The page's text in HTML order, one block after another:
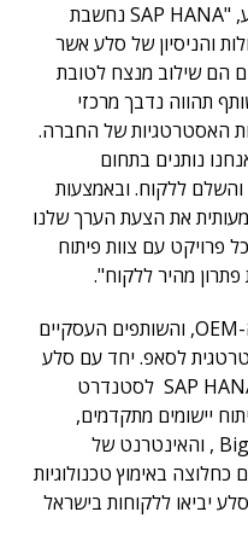
, סמנכ"ל גלובלי בסלע, "SAP HANA נחשבת
והניסיון של סלע אשר
בכירים הם שילוב מנצח לטובת
תהווה נדבך מרכזי
האסטרטגיות של החברה.
נותנים בתחום
והשלם ללקוח. ובאמצעות
את הצעת הערך שלנו
פרויקט עם צוות פיתוח
מהיר ללקוח".
, מנהל ה-SME, ה-OEM, והשותפים העסקיים
לסאפ. יחד עם סלע
נצליח לממש את החזון של הפיכת SAP HANA לסטנדרט
יישומים מתקדמים,
והפקת ערך עסקי מתחומי ה-Big Data , והאינטרנט של
באימוץ טכנולוגיות
יביאו ללקוחות בישראל